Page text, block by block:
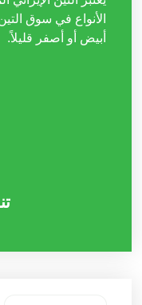
الأنواع في سوق
أبيض أو أصفر قليلاً.